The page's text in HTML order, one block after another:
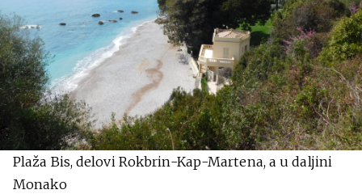
Plaža Bis, delovi Rokbrin-Kap-Martena, a u daljini
Monako